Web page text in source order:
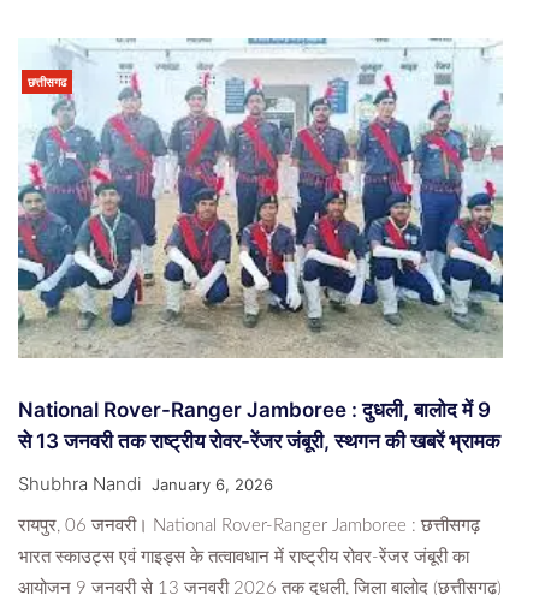
छत्तीसगढ
National Rover-Ranger Jamboree : दुधली, बालोद में 9
से 13 जनवरी तक राष्ट्रीय रोवर-रेंजर जंबूरी, स्थगन की खबरें भ्रामक
Shubhra Nandi January 6, 2026
रायपुर, 06 जनवरी। National Rover-Ranger Jamboree : छत्तीसगढ़
भारत स्काउट्स एवं गाइड्स के तत्वावधान में राष्ट्रीय रोवर-रेंजर जंबूरी का
आयोजन 9 जनवरी से 13 जनवरी 2026 तक दुधली, जिला बालोद (छत्तीसगढ़)